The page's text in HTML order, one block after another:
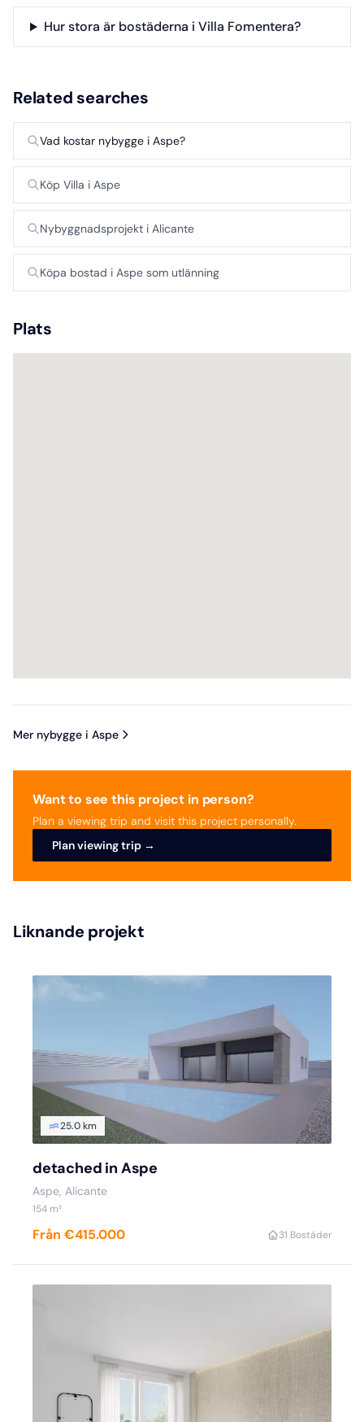
Hur stora är bostäderna i Villa Fomentera?
Related searches
Vad kostar nybygge i Aspe?
Köp Villa i Aspe
Nybyggnadsprojekt i Alicante
Köpa bostad i Aspe som utlänning
Plats
Mer nybygge i Aspe
Want to see this project in person?
Plan a viewing trip and visit this project personally.
Plan viewing trip →
Liknande projekt
25.0 km
detached in Aspe
Aspe, Alicante
154 m²
Från €415.000 31 Bostäder